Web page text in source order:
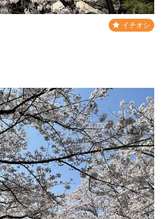
イチオシ